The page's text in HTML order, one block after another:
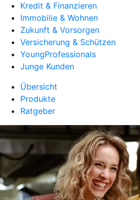
Kredit & Finanzieren
Immobilie & Wohnen
Zukunft & Vorsorgen
Versicherung & Schützen
YoungProfessionals
Junge Kunden
Übersicht
Produkte
Ratgeber